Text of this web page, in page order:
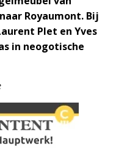
Royaumont. Bij
Plet en Yves
in neogotische